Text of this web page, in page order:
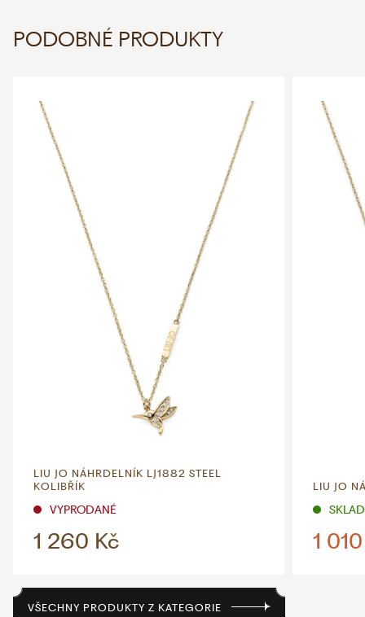
PODOBNÉ PRODUKTY
LIU JO NÁHRDELNÍK LJ1882 STEEL
KOLIBŘÍK
VYPRODANÉ
1 260 Kč
LIU JO
1
VŠECHNY PRODUKTY Z KATEGORIE